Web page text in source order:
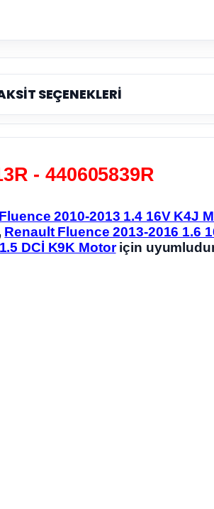
SEÇENEKLERİ
- 440605839R
2010-2013 1.4 16V K4J
Renault Fluence 2013-2016 1.6
DCİ K9K Motoriçin